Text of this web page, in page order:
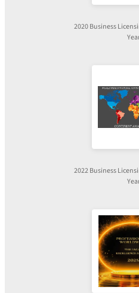
2020 Business
2022 Business